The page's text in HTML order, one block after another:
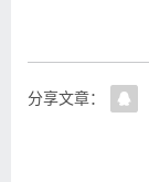
分享文章：